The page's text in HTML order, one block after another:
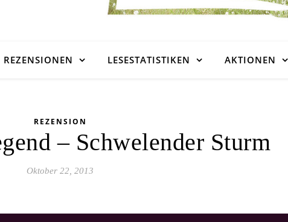
REZENSIONEN LESESTATISTIKEN AKTIONEN
REZENSION
– Schwelender Sturm
Oktober 22, 2013